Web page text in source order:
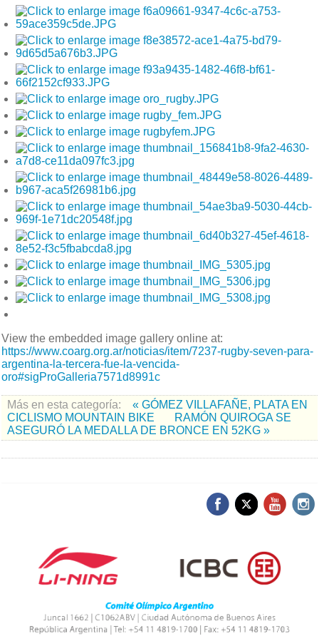
View the embedded image gallery online at:
https://www.coarg.org.ar/noticias/item/7237-rugby-seven-para-
argentina-la-tercera-fue-la-vencida-
oro#sigProGalleria7571d8991c
Más en esta categoría:
« GÓMEZ VILLAFAÑE, PLATA EN
CICLISMO MOUNTAIN BIKE
RAMÓN QUIROGA SE
ASEGURÓ LA MEDALLA DE BRONCE EN 52KG »